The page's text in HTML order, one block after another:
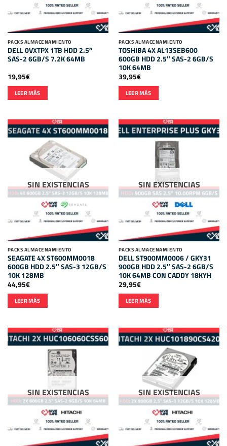
PACKS ALMACENAMIENTO
DELL 0VXTPX 1TB HDD 2.5″
SAS-2 6GB/S 7.2K 64MB
19,95€
LEER MÁS
PACKS ALMACENAMIENTO
TOSHIBA 4X AL13SEB600
600GB HDD 2.5″ SAS-2 6GB/S
10K 64MB
39,95€
LEER MÁS
SIN EXISTENCIAS
PACKS ALMACENAMIENTO
SEAGATE 4X ST600MM0018
600GB HDD 2.5″ SAS-3 12GB/S
10K 128MB
44,95€
LEER MÁS
SIN EXISTENCIAS
PACKS ALMACENAMIENTO
DELL ST900MM0006 / GKY31
900GB HDD 2.5″ SAS-2 6GB/S
10K 64MB CON CADDY 18KYH
29,95€
LEER MÁS
SIN EXISTENCIAS SIN EXISTENCIAS